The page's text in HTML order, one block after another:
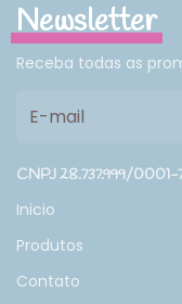
Newsletter
Receba todas as
CNPJ 28.737.999/0001-
Inicio
Produtos
Contato